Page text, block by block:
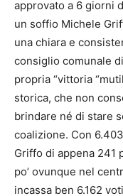
approvato a 6 giorni
un soffio Michele
una chiara e
consiglio comunale
propria “vittoria
storica, che non
brindare né di stare
coalizione. Con
Griffo di appena 241
po’ ovunque nel
incassa ben 6.162